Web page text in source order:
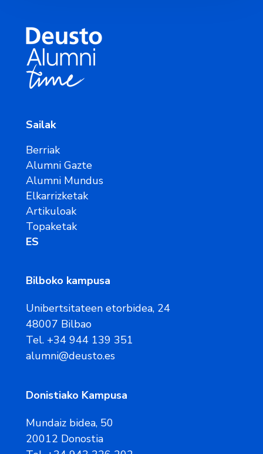
Sailak
Berriak
Alumni Gazte
Alumni Mundus
Elkarrizketak
Artikuloak
Topaketak
ES
Bilboko kampusa
Unibertsitateen etorbidea, 24
48007 Bilbao
Tel. +34 944 139 351
alumni@deusto.es
Donistiako Kampusa
Mundaiz bidea, 50
20012 Donostia